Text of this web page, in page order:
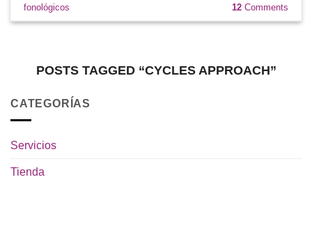
fonológicos
12Comments
POSTS TAGGED “CYCLES APPROACH”
CATEGORÍAS
Servicios
Tienda